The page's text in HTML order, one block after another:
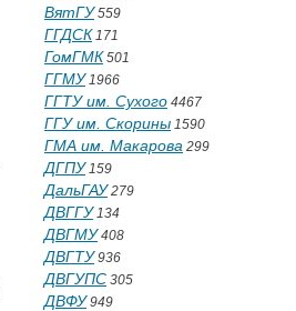
ВятГУ559
ГГДСК 171
ГомГМК 501
ГГМУ1966
ГГТУ им. Сухого 4467
ГГУ им. Скорины 1590
ГМА им. Макарова 299
ДГПУ159
ДальГАУ279
ДВГГУ134
ДВГМУ408
ДВГТУ936
ДВГУПС 305
ДВФУ949